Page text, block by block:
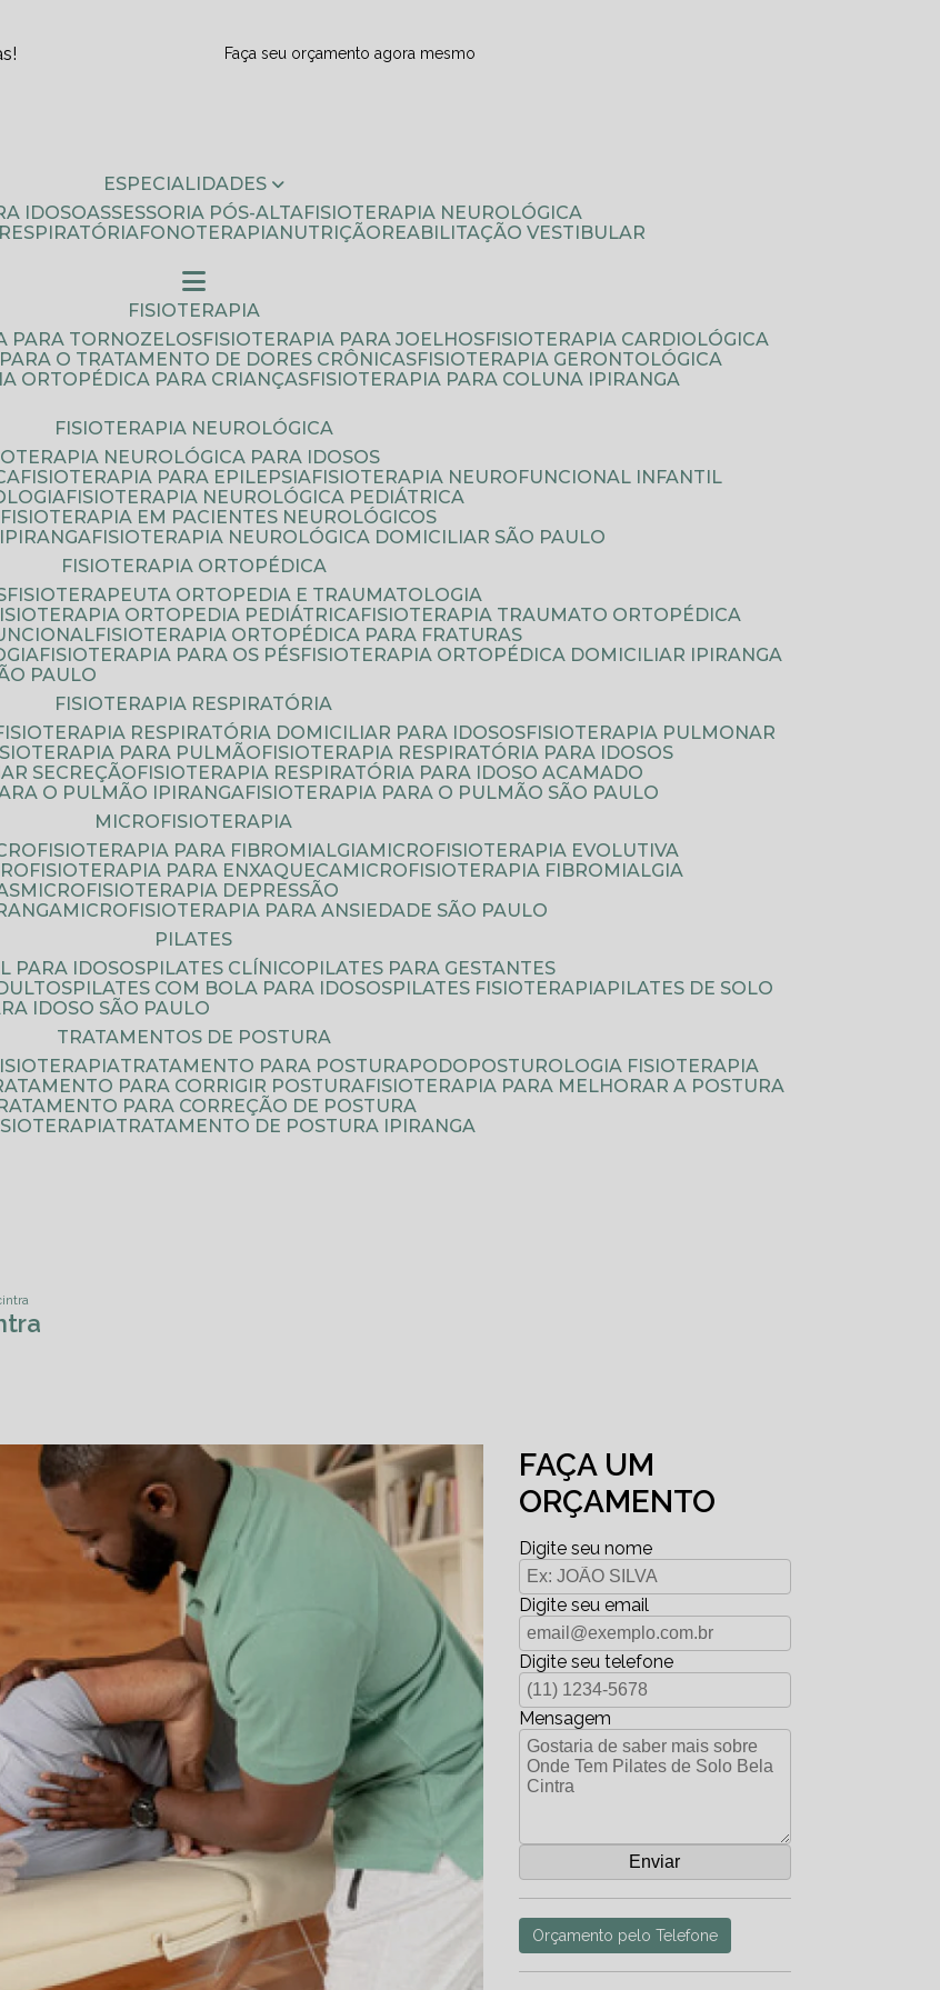
Faça seu orçamento agora mesmo
ESPECIALIDADES
IDOSO
ASSESSORIA PÓS-ALTA
FISIOTERAPIA NEUROLÓGICA
FONOTERAPIA NUTRIÇÃO
REABILITAÇÃO VESTIBULAR
FISIOTERAPIA
PARA TORNOZELOS FISIOTERAPIA PARA JOELHOS
FISIOTERAPIA CARDIOLÓGICA
PARA O TRATAMENTO DE DORES CRÔNICAS
FISIOTERAPIA GERONTOLÓGICA
ORTOPÉDICA PARA CRIANÇAS
FISIOTERAPIA PARA COLUNA IPIRANGA
FISIOTERAPIA NEUROLÓGICA
NEUROLÓGICA PARA IDOSOS
FISIOTERAPIA PARA EPILEPSIA
FISIOTERAPIA NEUROFUNCIONAL INFANTIL
FISIOTERAPIA NEUROLÓGICA PEDIÁTRICA
FISIOTERAPIA EM PACIENTES NEUROLÓGICOS
FISIOTERAPIA NEUROLÓGICA DOMICILIAR SÃO PAULO
FISIOTERAPIA ORTOPÉDICA
FISIOTERAPEUTA ORTOPEDIA E TRAUMATOLOGIA
FISIOTERAPIA ORTOPEDIA PEDIÁTRICA
FISIOTERAPIA TRAUMATO ORTOPÉDICA
FISIOTERAPIA ORTOPÉDICA PARA FRATURAS
FISIOTERAPIA PARA OS PÉS
FISIOTERAPIA ORTOPÉDICA DOMICILIAR IPIRANGA
PAULO
FISIOTERAPIA RESPIRATÓRIA
FISIOTERAPIA RESPIRATÓRIA DOMICILIAR PARA IDOSOS
FISIOTERAPIA PULMONAR
PARA PULMÃO
FISIOTERAPIA RESPIRATÓRIA PARA IDOSOS
SECREÇÃO
FISIOTERAPIA RESPIRATÓRIA PARA IDOSO ACAMADO
O PULMÃO IPIRANGA
FISIOTERAPIA PARA O PULMÃO SÃO PAULO
MICROFISIOTERAPIA
PARA FIBROMIALGIA
MICROFISIOTERAPIA EVOLUTIVA
PARA ENXAQUECA
MICROFISIOTERAPIA FIBROMIALGIA
MICROFISIOTERAPIA DEPRESSÃO
MICROFISIOTERAPIA PARA ANSIEDADE SÃO PAULO
PILATES
PARA IDOSOS PILATES CLÍNICO
PILATES PARA GESTANTES
PILATES COM BOLA PARA IDOSOS PILATES FISIOTERAPIA
PILATES DE SOLO
IDOSO SÃO PAULO
TRATAMENTOS DE POSTURA
TRATAMENTO PARA POSTURA
PODOPOSTUROLOGIA FISIOTERAPIA
PARA CORRIGIR POSTURA
FISIOTERAPIA PARA MELHORAR A POSTURA
PARA CORREÇÃO DE POSTURA
TRATAMENTO DE POSTURA IPIRANGA
FAÇA UM
ORÇAMENTO
Digite seu nome
Digite seu email
Digite seu telefone
Mensagem
Orçamento pelo Telefone